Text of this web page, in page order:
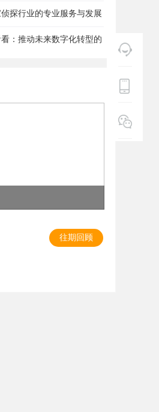
探行业的专业服务与发展
：推动未来数字化转型的
往期回顾